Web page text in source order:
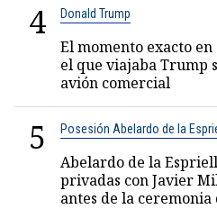
4 Donald Trump
El momento exacto
el que viajaba Trump
avión comercial
5 Posesión Abelardo de la
Abelardo de la
privadas con Javier
antes de la